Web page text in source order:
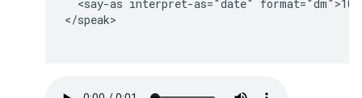
<say-as interpret-as="date"
</speak>